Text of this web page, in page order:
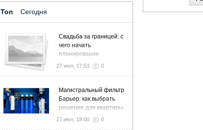
Топ Сегодня
Свадьба за границей: с
чего начать
планирование
27 июл, 17:53 0
Магистральный фильтр
Барьер: как выбрать
решение для квартиры,
дома и коттеджа
27 июл, 18:00 0